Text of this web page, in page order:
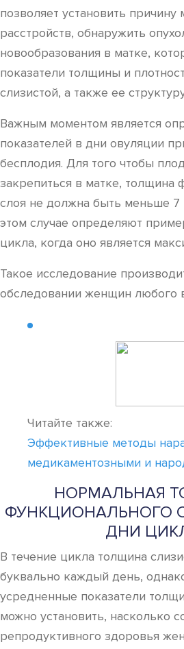
позволяет установить причину
расстройств, обнаружить
новообразования в матке,
показатели толщины и
слизистой, а также ее
Важным моментом является
показателей в дни овуляции
бесплодия. Для того чтобы
закрепиться в матке, толщина
слоя не должна быть меньше 7
этом случае определяют
цикла, когда оно является
Такое исследование
обследовании женщин любого
Читайте также:
Эффективные методы
медикаментозными и
НОРМАЛЬНАЯ
ФУНКЦИОНАЛЬНОГО
ДНИ
В течение цикла толщина
буквально каждый день,
усредненные показатели
можно установить, насколько
репродуктивного здоровья